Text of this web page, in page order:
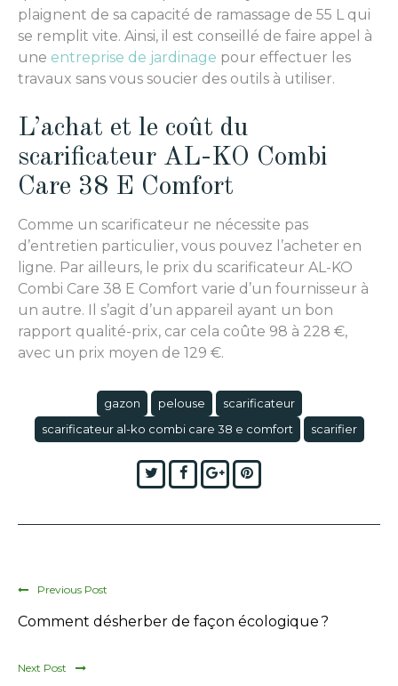
plaignent de sa capacité de ramassage de 55 L qui
se remplit vite. Ainsi, il est conseillé de faire appel à
une entreprise de jardinage pour effectuer les
travaux sans vous soucier des outils à utiliser.
L’achat et le coût du
scarificateur AL-KO Combi
Care 38 E Comfort
Comme un scarificateur ne nécessite pas
d’entretien particulier, vous pouvez l’acheter en
ligne. Par ailleurs, le prix du scarificateur AL-KO
Combi Care 38 E Comfort varie d’un fournisseur à
un autre. Il s’agit d’un appareil ayant un bon
rapport qualité-prix, car cela coûte 98 à 228 €,
avec un prix moyen de 129 €.
gazon pelouse
scarificateur
scarificateur al-ko combi care 38 e comfort
scarifier
TwitterFacebook
Google+Pinterest
Previous Post
Comment désherber de façon écologique ?
Next Post